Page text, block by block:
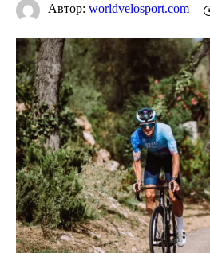
Автор: worldvelosport.com